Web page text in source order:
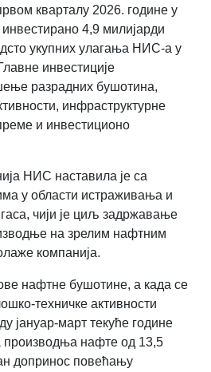
кварталу 2026. године у
4,9 милијарди
укупних улагања НИС-а у
инвестиције
разрадних бушотина,
инфраструктурне
и инвестиционо
НИС наставила је са
у области истраживања и
чији је циљ задржавање
на зрелим нафтним
компанија.
нафтне бушотине, а када се
техничке активности
јануар-март текуће године
производња нафте од 13,5
допринос повећању